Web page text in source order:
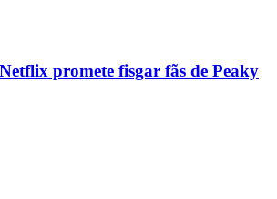
promete fisgar fãs de Peaky